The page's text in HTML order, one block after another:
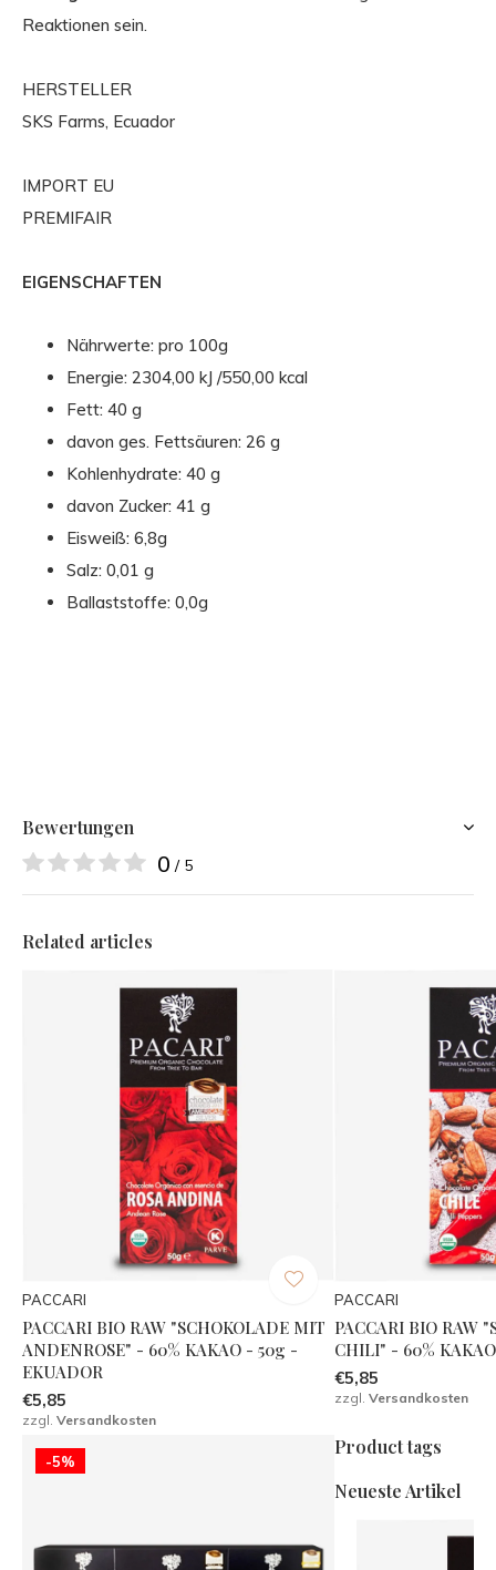
Reaktionen sein.
HERSTELLER
SKS Farms, Ecuador
IMPORT EU
PREMIFAIR
EIGENSCHAFTEN
Nährwerte: pro 100g
Energie: 2304,00 kJ /550,00 kcal
Fett: 40 g
davon ges. Fettsäuren: 26 g
Kohlenhydrate: 40 g
davon Zucker: 41 g
Eisweiß: 6,8g
Salz: 0,01 g
Ballaststoffe: 0,0g
Bewertungen
0 / 5
Related articles
PACCARI
PACCARI BIO RAW "SCHOKOLADE MIT
ANDENROSE" - 60% KAKAO - 50g -
EKUADOR
€5,85
zzgl. Versandkosten
PACCARI
PACCARI BIO RAW
CHILI" - 60%
€5,85
zzgl.Versandkosten
-5%
Product tags
Neueste Artikel